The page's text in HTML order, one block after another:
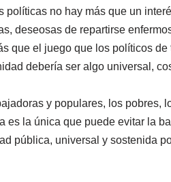
políticas no hay más que un
deseosas de repartirse
que el juego que los políticos
debería ser algo universal,
y populares, los pobres,
es la única que puede evitar la
pública, universal y sostenida